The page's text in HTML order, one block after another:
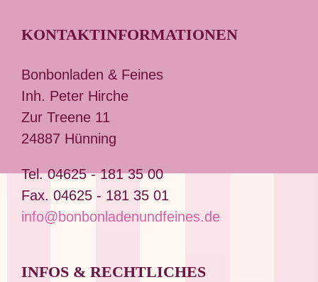
KONTAKTINFORMATIONEN
Bonbonladen & Feines
Inh. Peter Hirche
Zur Treene 11
24887 Hünning
Tel. 04625 - 181 35 00
Fax. 04625 - 181 35 01
info@bonbonladenundfeines.de
INFOS & RECHTLICHES